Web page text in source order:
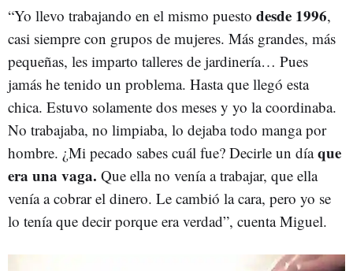
“Yo llevo trabajando en el mismo puesto desde 1996,
casi siempre con grupos de mujeres. Más grandes, más
pequeñas, les imparto talleres de jardinería… Pues
jamás he tenido un problema. Hasta que llegó esta
chica. Estuvo solamente dos meses y yo la coordinaba.
No trabajaba, no limpiaba, lo dejaba todo manga por
hombre. ¿Mi pecado sabes cuál fue? Decirle un díaque
era una vaga. Que ella no venía a trabajar, que ella
venía a cobrar el dinero. Le cambió la cara, pero yo se
lo tenía que decir porque era verdad”, cuenta Miguel.